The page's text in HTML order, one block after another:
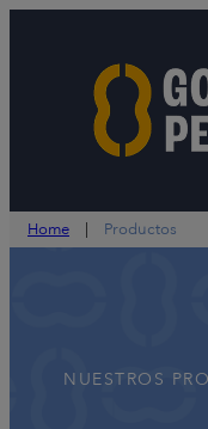
contenido
Home | Productos
NUESTROS